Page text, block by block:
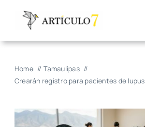
Home
Tamaulipas
Crearán registro para pacientes de lupus